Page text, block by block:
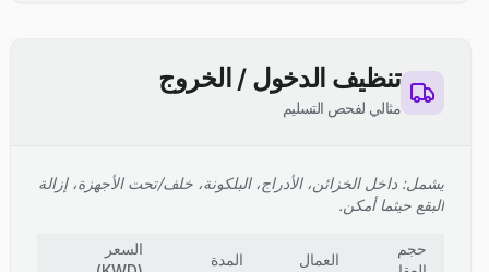
تنظيف الدخول / الخروج
مثالي لفحص التسليم
يشمل: داخل الخزائن، الأدراج، البلكونة، خلف/تحت الأجهزة، إزالة
البقع حيثما أمكن.
حجم
العمال المدة
السعر